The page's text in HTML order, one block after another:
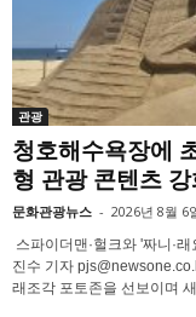
관광
청호해수욕장에
형 관광 콘텐츠
문화관광뉴스 - 2026년 8월 6
스파이더맨·헐크와 '짜니·
진수 기자
래조각 포토존을 선보이며